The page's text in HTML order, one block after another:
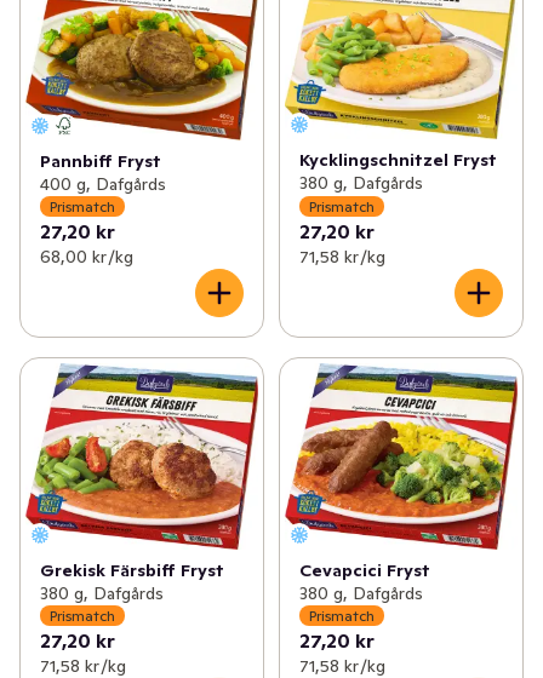
Pannbiff Fryst
400 g, Dafgårds
Prismatch
27,20 kr
68,00 kr /kg
Kycklingschnitzel Fryst
380 g, Dafgårds
Prismatch
27,20 kr
71,58 kr /kg
Grekisk Färsbiff Fryst
380 g, Dafgårds
Prismatch
27,20 kr
71,58 kr /kg
Cevapcici Fryst
380 g, Dafgårds
Prismatch
27,20 kr
71,58 kr /kg